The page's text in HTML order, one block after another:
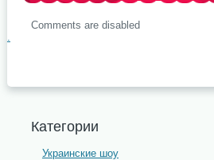
Comments are disabled
.
Категории
Украинские шоу